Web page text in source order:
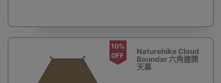
10%
OFF
Naturehike Cloud
Boundar 六角速開
天幕